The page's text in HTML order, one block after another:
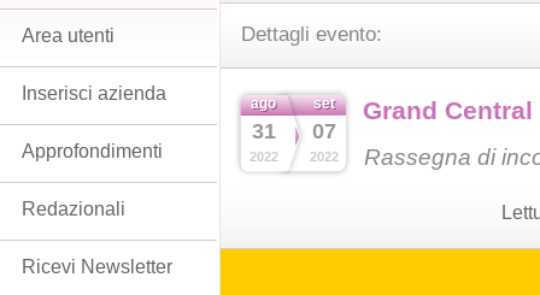
Dettagli evento:
ago
31
2022
set
07
2022
Grand
Rassegna di
Area utenti
Inserisci azienda
Approfondimenti
Redazionali
Ricevi Newsletter